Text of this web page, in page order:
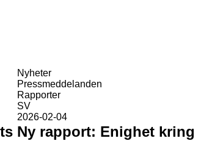
Nyheter
Pressmeddelanden
Rapporter
SV
2026-02-04
Ny rapport: Enighet kring